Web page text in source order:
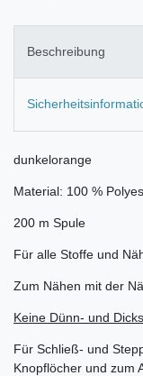
Beschreibung
dunkelorange
Material: 100 %
200 m Spule
Für alle Stoffe und
Zum Nähen mit der
Keine Dünn- und
Für Schließ- und
Knopflöcher und zum